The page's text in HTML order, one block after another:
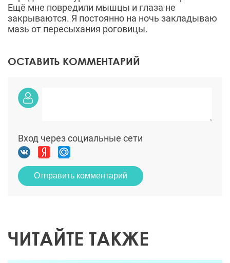
Ещё мне повредили мышцы и глаза не
закрываются. Я постоянно на ночь закладываю
мазь от пересыхания роговицы.
ОСТАВИТЬ КОММЕНТАРИЙ
Вход через социальные сети
Отправить комментарий
ЧИТАЙТЕ ТАКЖЕ